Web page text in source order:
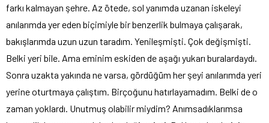
farkı kalmayan şehre. Az ötede, sol yanımda uzanan iskeleyi
anılarımda yer eden biçimiyle bir benzerlik bulmaya çalışarak,
bakışlarımda uzun uzun taradım. Yenileşmişti. Çok değişmişti.
Belki yeri bile. Ama eminim eskiden de aşağı yukarı buralardaydı.
Sonra uzakta yakında ne varsa, gördüğüm her şeyi anılarımda yeri
yerine oturtmaya çalıştım. Birçoğunu hatırlayamadım. Belki de o
zaman yoklardı. Unutmuş olabilir miydim? Anımsadıklarımsa